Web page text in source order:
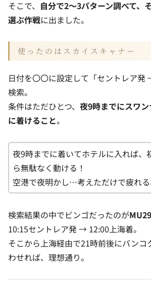
そこで、 自分で2〜3パターン調べて、
選ぶ作戦に出ました。
使ったのはスカイスキャナー
日付を〇〇に設定して「セントレア
検索。
条件はただひとつ、 夜9時までにスワ
に着けること。
夜9時までに着いてホテルに入れば、
ら無駄なく動ける！
空港で夜明かし…考えただけで疲れる
検索結果の中でビンゴだったのが
10:15セントレア発 → 12:00上海着。
そこから上海経由で21時前後にバンコ
わせれば、理想通り。